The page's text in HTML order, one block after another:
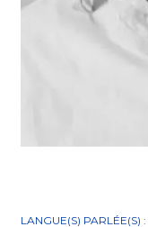
LANGUE(S) PARLÉE(S) :